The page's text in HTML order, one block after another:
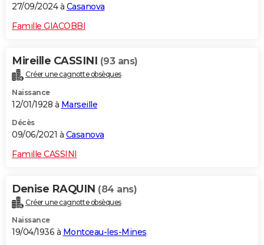
27/09/2024 à Casanova
Famille GIACOBBI
Mireille CASSINI (93 ans)
Créer une cagnotte obsèques
Naissance
12/01/1928 à Marseille
Décès
09/06/2021 à Casanova
Famille CASSINI
Denise RAQUIN (84 ans)
Créer une cagnotte obsèques
Naissance
19/04/1936 à Montceau-les-Mines